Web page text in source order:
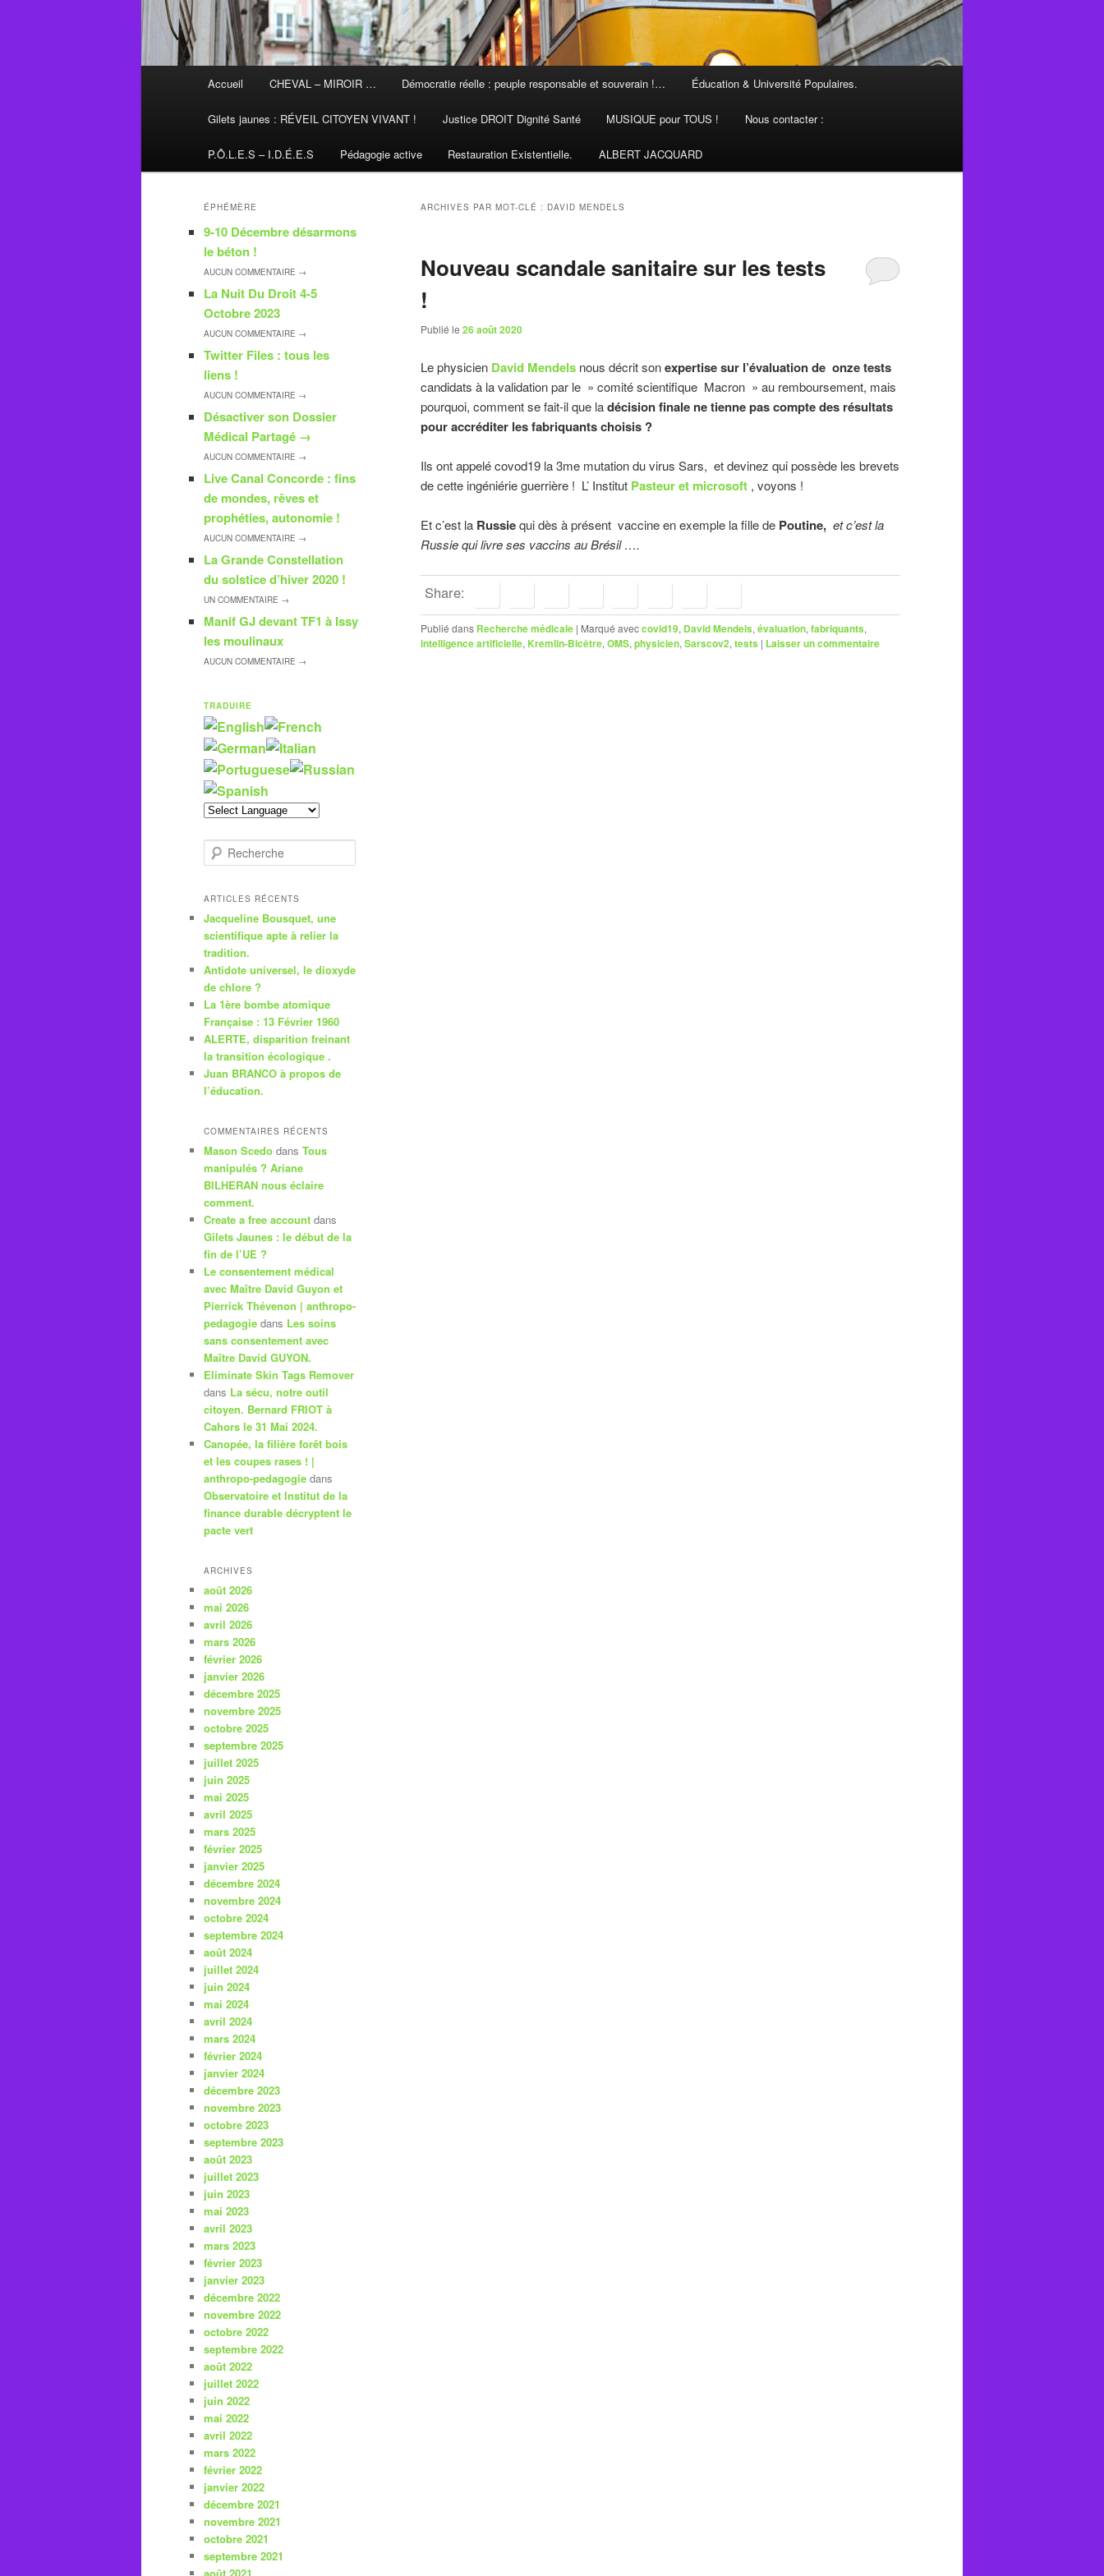
Accueil CHEVAL – MIROIR … Démocratie réelle : peuple responsable et souverain !… Éducation & Université Populaires.
Gilets jaunes : RÉVEIL CITOYEN VIVANT ! Justice DROIT Dignité Santé MUSIQUE pour TOUS ! Nous contacter :
P.Ô.L.E.S – I.D.É.E.S Pédagogie active Restauration Existentielle. ALBERT JACQUARD
ARCHIVES PAR MOT-CLÉ : DAVID MENDELS
Nouveau scandale sanitaire sur les tests
!
Publié le 26 août 2020
Le physicien David Mendels nous décrit sonexpertise sur l’évaluation de onze tests
candidats à la validation par le » comité scientifique Macron » au remboursement, mais
pourquoi, comment se fait-il que ladécision finale ne tienne pas compte des résultats
pour accréditer les fabriquants choisis ?
Ils ont appelé covod19 la 3me mutation du virus Sars, et devinez qui possède les brevets
de cette ingéniérie guerrière ! L’ Institut Pasteur et microsoft , voyons !
Et c’est la Russiequi dès à présent vaccine en exemple la fille de Poutine, et c’est la
Russie qui livre ses vaccins au Brésil ….
Share:
Publié dans Recherche médicale | Marqué aveccovid19, David Mendels, évaluation, fabriquants,
intelligence artificielle, Kremlin-Bicêtre, OMS, physicien, Sarscov2, tests | Laisser un commentaire
ÉPHÉMÈRE
9-10 Décembre désarmons
le béton !
AUCUN COMMENTAIRE →
La Nuit Du Droit 4-5
Octobre 2023
AUCUN COMMENTAIRE →
Twitter Files : tous les
liens !
AUCUN COMMENTAIRE →
Désactiver son Dossier
Médical Partagé →
AUCUN COMMENTAIRE →
Live Canal Concorde : fins
de mondes, rêves et
prophéties, autonomie !
AUCUN COMMENTAIRE →
La Grande Constellation
du solstice d’hiver 2020 !
UN COMMENTAIRE →
Manif GJ devant TF1 à Issy
les moulinaux
AUCUN COMMENTAIRE →
TRADUIRE
e
h
r
c
h
e
ARTICLES RÉCENTS
Jacqueline Bousquet, une
scientifique apte à relier la
tradition.
Antidote universel, le dioxyde
de chlore ?
La 1ère bombe atomique
Française : 13 Février 1960
ALERTE, disparition freinant
la transition écologique .
Juan BRANCO à propos de
l’éducation.
COMMENTAIRES RÉCENTS
Mason Scedo dans Tous
manipulés ? Ariane
BILHERAN nous éclaire
comment.
Create a free account dans
Gilets Jaunes : le début de la
fin de l’UE ?
Le consentement médical
avec Maître David Guyon et
Pierrick Thévenon | anthropo-
pedagogie dans Les soins
sans consentement avec
Maître David GUYON.
Eliminate Skin Tags Remover
dans La sécu, notre outil
citoyen. Bernard FRIOT à
Cahors le 31 Mai 2024.
Canopée, la filière forêt bois
et les coupes rases ! |
anthropo-pedagogie dans
Observatoire et Institut de la
finance durable décryptent le
pacte vert
ARCHIVES
août 2026
mai 2026
avril 2026
mars 2026
février 2026
janvier 2026
décembre 2025
novembre 2025
octobre 2025
septembre 2025
juillet 2025
juin 2025
mai 2025
avril 2025
mars 2025
février 2025
janvier 2025
décembre 2024
novembre 2024
octobre 2024
septembre 2024
août 2024
juillet 2024
juin 2024
mai 2024
avril 2024
mars 2024
février 2024
janvier 2024
décembre 2023
novembre 2023
octobre 2023
septembre 2023
août 2023
juillet 2023
juin 2023
mai 2023
avril 2023
mars 2023
février 2023
janvier 2023
décembre 2022
novembre 2022
octobre 2022
septembre 2022
août 2022
juillet 2022
juin 2022
mai 2022
avril 2022
mars 2022
février 2022
janvier 2022
décembre 2021
novembre 2021
octobre 2021
septembre 2021